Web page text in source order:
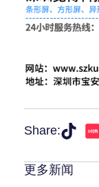
Share:
更多新闻